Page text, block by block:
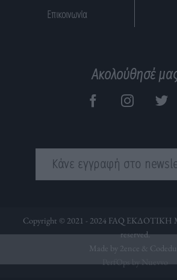
Επικοινωνία
Ακολούθησέ
Κάνε εγγραφή στο
Copyright © 2021 - 2024 FAQ
reserved.
Made by 2ence &
PerfOps by Nuevvo